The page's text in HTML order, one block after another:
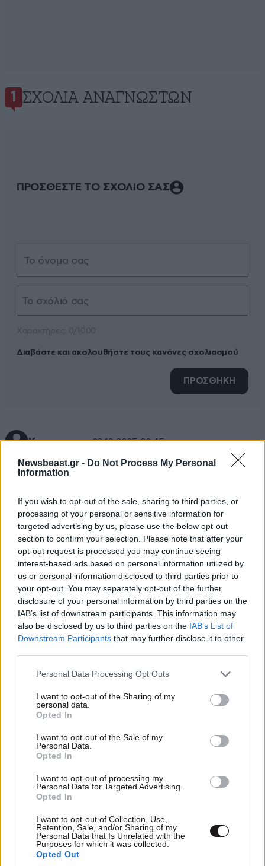
Newsbeast.gr - Do Not Process My Personal
Information
If you wish to opt-out of the sale, sharing to third parties, or
processing of your personal or sensitive information for
targeted advertising by us, please use the below opt-out
section to confirm your selection. Please note that after your
opt-out request is processed you may continue seeing
interest-based ads based on personal information utilized by
us or personal information disclosed to third parties prior to
your opt-out. You may separately opt-out of the further
disclosure of your personal information by third parties on the
IAB’s list of downstream participants. This information may
also be disclosed by us to third parties on the IAB’s List of
Downstream Participants that may further disclose it to other
Please note that this website/app uses one or more Google
not limited to your visit or usage behaviour. You may click to
grant or deny consent to Google and its third-party tags to
use your data for below specified purposes in below Google
consent section.
Personal Data Processing Opt Outs
I want to opt-out of the Sharing of my
personal data.
Opted In
I want to opt-out of the Sale of my
Personal Data.
Opted In
I want to opt-out of processing my
Personal Data for Targeted Advertising.
Opted In
I want to opt-out of Collection, Use,
Retention, Sale, and/or Sharing of my
Personal Data that Is Unrelated with the
Purposes for which it was collected.
Opted Out
1 ΣΧΌΛΙΑ ΑΝΑΓΝΩΣΤΏΝ
ΠΡΟΣΘΕΣΤΕ ΤΟ ΣΧΟΛΙΟ ΣΑΣ
Διαβάστε και ακολουθήστε τους κανόνες σχολιασμού
ΠΡΟΣΘΗΚΗ
Κερασμενο 20·10·2025 22:45
Όσο έκρινε ο κόουτς όμως η συνεχόμενη νίκη είναι
Απαντήστε
TRENDING